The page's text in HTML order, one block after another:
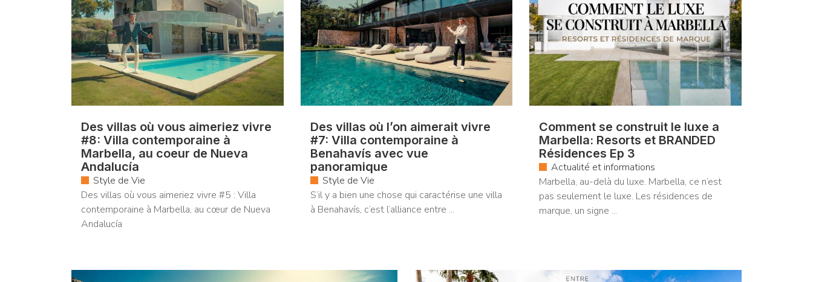
Des villas où vous aimeriez vivre
#8: Villa contemporaine à
Marbella, au coeur de Nueva
Andalucía
Style de Vie
Des villas où vous aimeriez vivre #5 : Villa
contemporaine à Marbella, au cœur de Nueva
Andalucía
Des villas où l’on aimerait vivre
#7: Villa contemporaine à
Benahavís avec vue
panoramique
Style de Vie
S’il y a bien une chose qui caractérise une villa
à Benahavís, c’est l’alliance entre ...
Comment se construit le luxe a
Marbella: Resorts et BRANDED
Résidences Ep 3
Actualité et informations
Marbella, au-delà du luxe. Marbella, ce n’est
pas seulement le luxe. Les résidences de
marque, un signe ...